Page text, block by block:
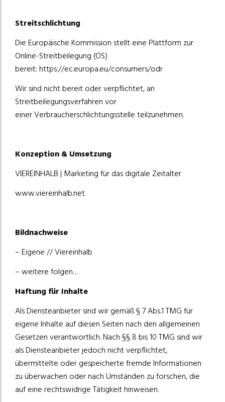
Streitschlichtung
Die Europäische Kommission stellt eine Plattform zur
Online-Streitbeilegung (OS)
bereit:https://ec.europa.eu/consumers/odr
Wir sind nicht bereit oder verpflichtet, an
Streitbeilegungsverfahren vor
einer Verbraucherschlichtungsstelle teilzunehmen.
Konzeption & Umsetzung
VIEREINHALB | Marketing für das digitale Zeitalter
www.viereinhalb.net
Bildnachweise
– Eigene // Viereinhalb
– weitere folgen…
Haftung für Inhalte
Als Diensteanbieter sind wir gemäß § 7 Abs.1 TMG für
eigene Inhalte auf diesen Seiten nach den allgemeinen
Gesetzen verantwortlich. Nach §§ 8 bis 10 TMG sind wir
als Diensteanbieter jedoch nicht verpflichtet,
übermittelte oder gespeicherte fremde Informationen
zu überwachen oder nach Umständen zu forschen, die
auf eine rechtswidrige Tätigkeit hinweisen.